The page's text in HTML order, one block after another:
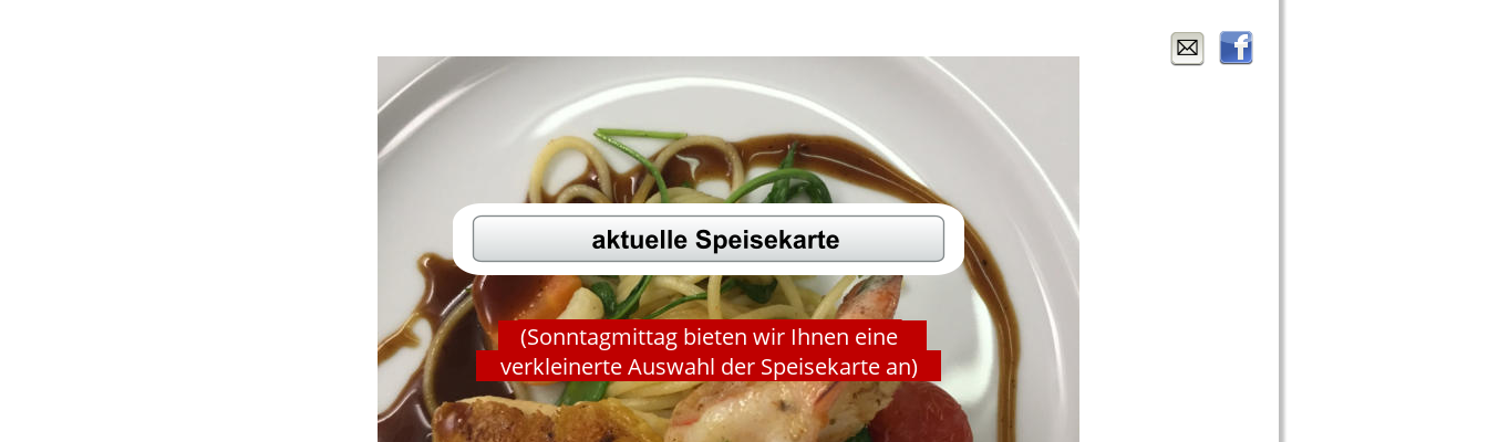
(Sonntagmittag bieten wir Ihnen eine
verkleinerte Auswahl der Speisekarte an)